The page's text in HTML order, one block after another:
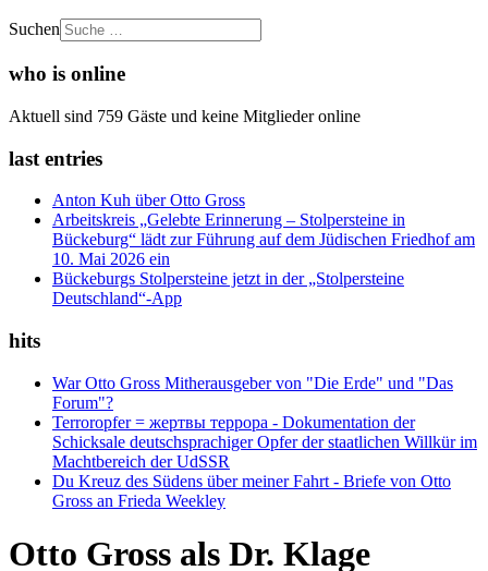
Suchen
who is online
Aktuell sind 759 Gäste und keine Mitglieder online
last entries
Anton Kuh über Otto Gross
Arbeitskreis „Gelebte Erinnerung – Stolpersteine in
Bückeburg“ lädt zur Führung auf dem Jüdischen Friedhof am
10. Mai 2026 ein
Bückeburgs Stolpersteine jetzt in der „Stolpersteine
Deutschland“-App
hits
War Otto Gross Mitherausgeber von "Die Erde" und "Das
Forum"?
Terroropfer = жертвы террора - Dokumentation der
Schicksale deutschsprachiger Opfer der staatlichen Willkür im
Machtbereich der UdSSR
Du Kreuz des Südens über meiner Fahrt - Briefe von Otto
Gross an Frieda Weekley
Otto Gross als Dr. Klage